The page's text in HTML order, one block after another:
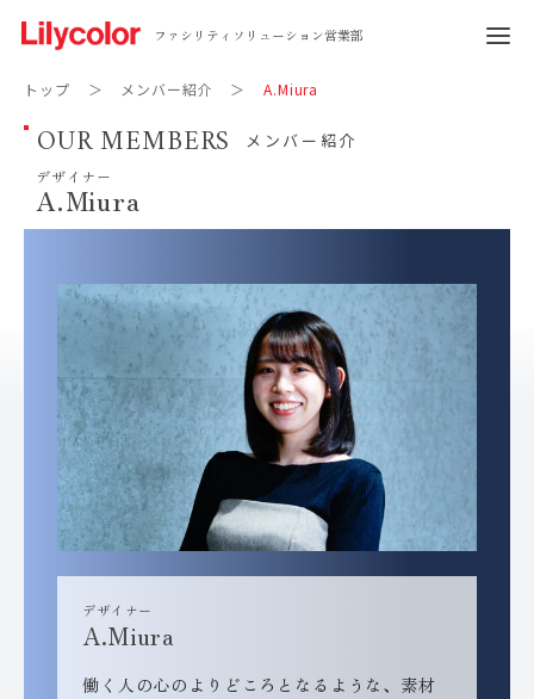
ファシリティソリューション営業部
トップ メンバー紹介 A.Miura
OUR MEMBERS メンバー紹介
デザイナー
A.Miura
デザイナー
A.Miura
働く人の心のよりどころとなるような、素材